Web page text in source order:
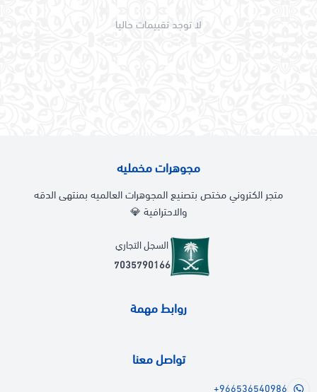
لا توجد تقييمات حاليا
مجوهرات مخمليه
متجر الكتروني مختص بتصنيع المجوهرات العالميه بمنتهى الدقه
والاحترافية 💎
السجل التجاري
7035790166
روابط مهمة
تواصل معنا
+966536540986